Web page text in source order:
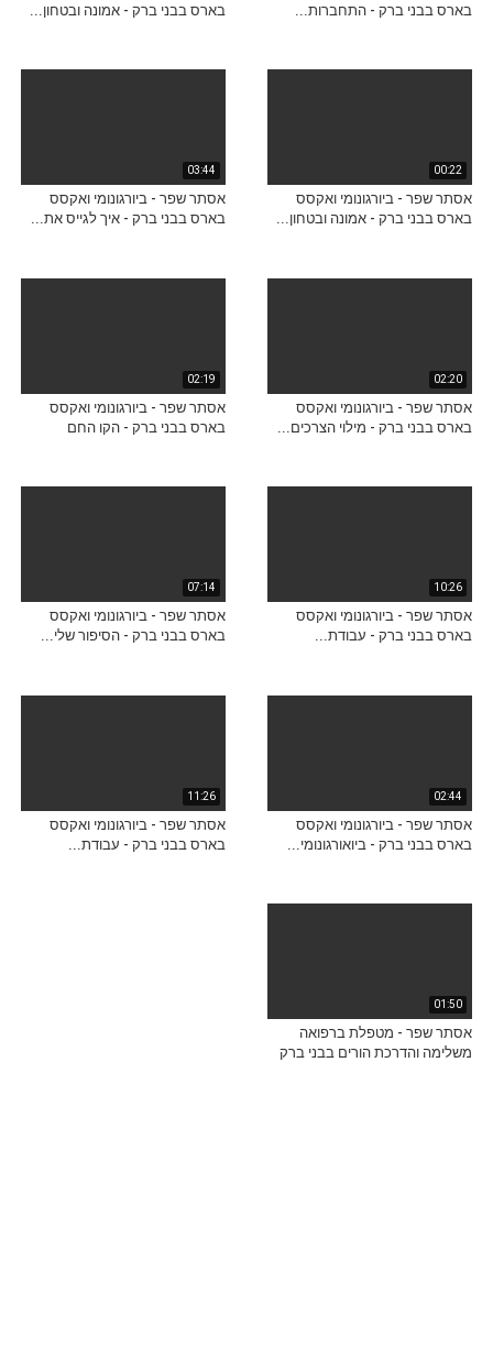
בארס בבני ברק - התחברות...
בארס בבני ברק - אמונה ובטחון...
00:22
אסתר שפר - ביורגונומי ואקסס
בארס בבני ברק - אמונה ובטחון...
03:44
אסתר שפר - ביורגונומי ואקסס
בארס בבני ברק - איך לגייס את...
02:20
אסתר שפר - ביורגונומי ואקסס
בארס בבני ברק - מילוי הצרכים...
02:19
אסתר שפר - ביורגונומי ואקסס
בארס בבני ברק - הקו החם
10:26
אסתר שפר - ביורגונומי ואקסס
בארס בבני ברק - עבודת...
07:14
אסתר שפר - ביורגונומי ואקסס
בארס בבני ברק - הסיפור שלי...
02:44
אסתר שפר - ביורגונומי ואקסס
בארס בבני ברק - ביואורגונומי...
11:26
אסתר שפר - ביורגונומי ואקסס
בארס בבני ברק - עבודת...
01:50
אסתר שפר - מטפלת ברפואה
משלימה והדרכת הורים בבני ברק